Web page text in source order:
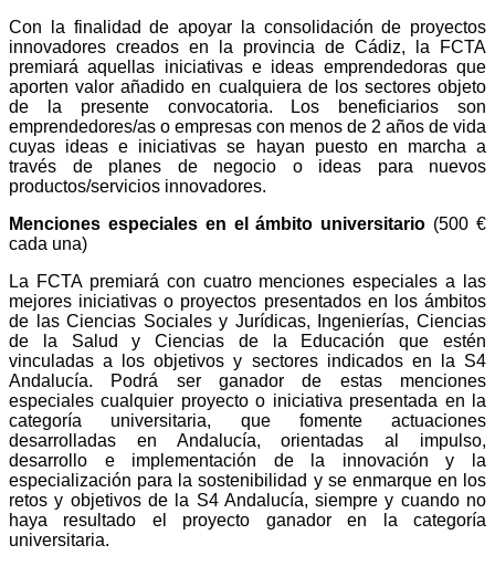
Con la finalidad de apoyar la consolidación de proyectos
innovadores creados en la provincia de Cádiz, la FCTA
premiará aquellas iniciativas e ideas emprendedoras que
aporten valor añadido en cualquiera de los sectores objeto
de la presente convocatoria. Los beneficiarios son
emprendedores/as o empresas con menos de 2 años de vida
cuyas ideas e iniciativas se hayan puesto en marcha a
través de planes de negocio o ideas para nuevos
productos/servicios innovadores.
Menciones especiales en el ámbito universitario (500 €
cada una)
La FCTA premiará con cuatro menciones especiales a las
mejores iniciativas o proyectos presentados en los ámbitos
de las Ciencias Sociales y Jurídicas, Ingenierías, Ciencias
de la Salud y Ciencias de la Educación que estén
vinculadas a los objetivos y sectores indicados en la S4
Andalucía. Podrá ser ganador de estas menciones
especiales cualquier proyecto o iniciativa presentada en la
categoría universitaria, que fomente actuaciones
desarrolladas en Andalucía, orientadas al impulso,
desarrollo e implementación de la innovación y la
especialización para la sostenibilidad y se enmarque en los
retos y objetivos de la S4 Andalucía, siempre y cuando no
haya resultado el proyecto ganador en la categoría
universitaria.